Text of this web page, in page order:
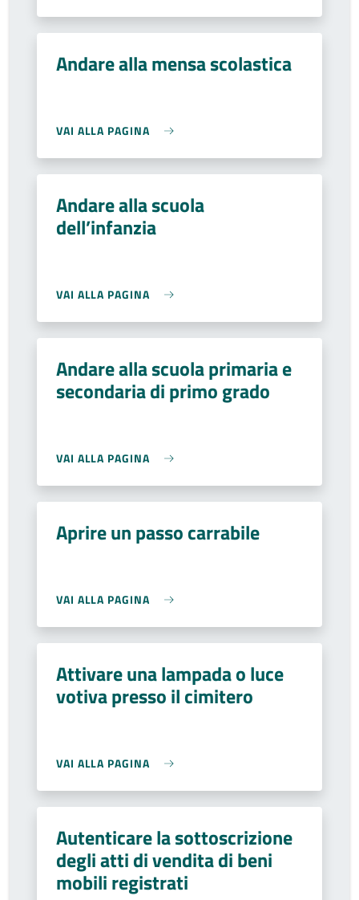
Andare alla mensa scolastica
VAI ALLA PAGINA
Andare alla scuola
dell’infanzia
VAI ALLA PAGINA
Andare alla scuola primaria e
secondaria di primo grado
VAI ALLA PAGINA
Aprire un passo carrabile
VAI ALLA PAGINA
Attivare una lampada o luce
votiva presso il cimitero
VAI ALLA PAGINA
Autenticare la sottoscrizione
degli atti di vendita di beni
mobili registrati